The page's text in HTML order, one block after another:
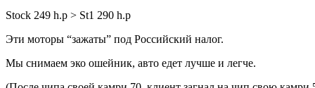
Stock 249 h.p > St1 290 h.p
Эти моторы “зажаты” под Российский налог.
Мы снимаем эко ошейник, авто едет лучше и легче.